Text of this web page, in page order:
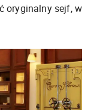
oryginalny sejf, w